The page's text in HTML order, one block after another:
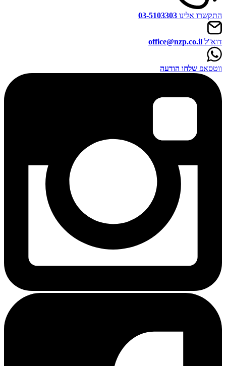
התקשרו אלינו 03-5103303
דוא''ל office@nzp.co.il
ווטסאפ שלחו הודעה